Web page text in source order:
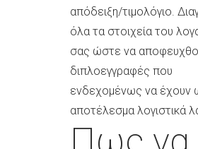
απόδειξη/τιμολόγιο.
όλα τα στοιχεία του
σας ώστε να
διπλοεγγραφές που
ενδεχομένως να έχουν
αποτέλεσμα λογιστικά